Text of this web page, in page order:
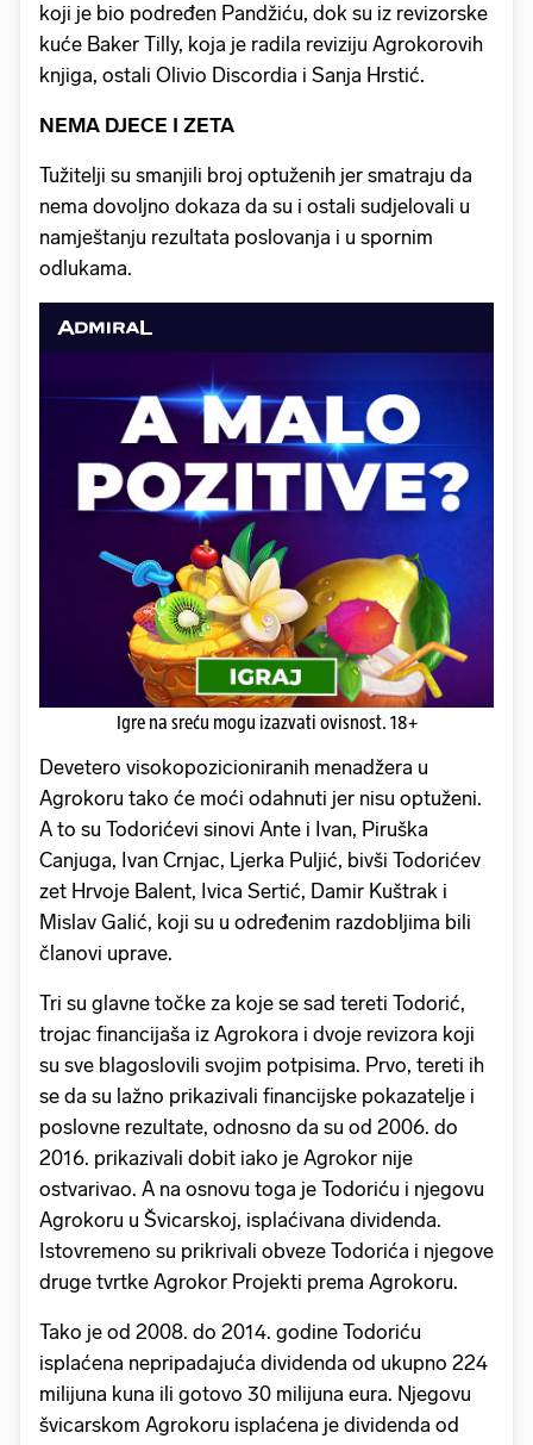
koji je bio podređen Pandžiću, dok su iz revizorske
kuće Baker Tilly, koja je radila reviziju Agrokorovih
knjiga, ostali Olivio Discordia i Sanja Hrstić.
NEMA DJECE I ZETA
Tužitelji su smanjili broj optuženih jer smatraju da
nema dovoljno dokaza da su i ostali sudjelovali u
namještanju rezultata poslovanja i u spornim
odlukama.
Igre na sreću mogu izazvati ovisnost. 18+
Devetero visokopozicioniranih menadžera u
Agrokoru tako će moći odahnuti jer nisu optuženi.
A to su Todorićevi sinovi Ante i Ivan, Piruška
Canjuga, Ivan Crnjac, Ljerka Puljić, bivši Todorićev
zet Hrvoje Balent, Ivica Sertić, Damir Kuštrak i
Mislav Galić, koji su u određenim razdobljima bili
članovi uprave.
Tri su glavne točke za koje se sad tereti Todorić,
trojac financijaša iz Agrokora i dvoje revizora koji
su sve blagoslovili svojim potpisima. Prvo, tereti ih
se da su lažno prikazivali financijske pokazatelje i
poslovne rezultate, odnosno da su od 2006. do
2016. prikazivali dobit iako je Agrokor nije
ostvarivao. A na osnovu toga je Todoriću i njegovu
Agrokoru u Švicarskoj, isplaćivana dividenda.
Istovremeno su prikrivali obveze Todorića i njegove
druge tvrtke Agrokor Projekti prema Agrokoru.
Tako je od 2008. do 2014. godine Todoriću
isplaćena nepripadajuća dividenda od ukupno 224
milijuna kuna ili gotovo 30 milijuna eura. Njegovu
švicarskom Agrokoru isplaćena je dividenda od